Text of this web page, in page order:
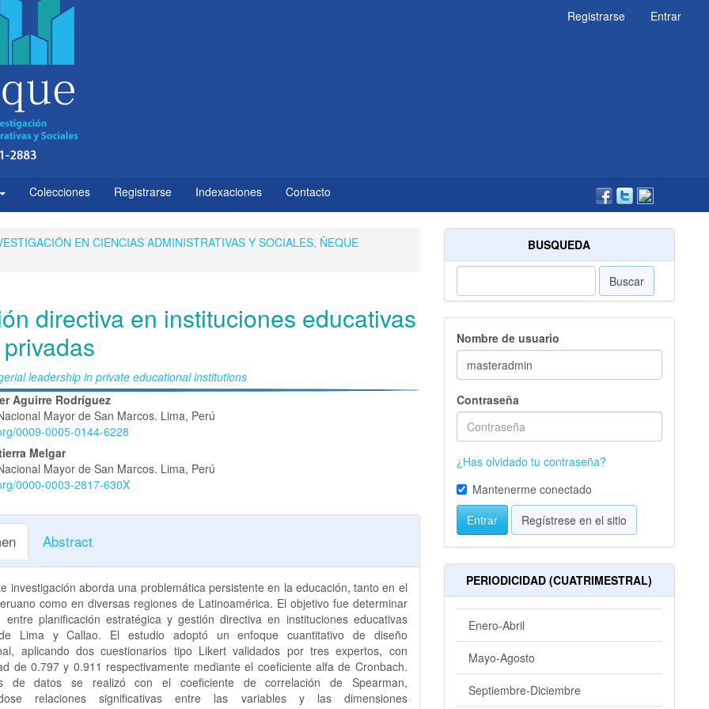
Registrarse Entrar
Colecciones Registrarse Indexaciones Contacto
EN CIENCIAS ADMINISTRATIVAS Y SOCIALES, ÑEQUE
directiva en instituciones educativas
privadas
leadership in private educational institutions
Aguirre Rodríguez
Mayor de San Marcos. Lima, Perú
0009-0005-0144-6228
Melgar
Mayor de San Marcos. Lima, Perú
0000-0003-2817-630X
Abstract
investigación aborda una problemática persistente en la educación, tanto en el
como en diversas regiones de Latinoamérica. El objetivo fue determinar
entre planificación estratégica y gestión directiva en instituciones educativas
Lima y Callao. El estudio adoptó un enfoque cuantitativo de diseño
aplicando dos cuestionarios tipo Likert validados por tres expertos, con
de 0.797 y 0.911 respectivamente mediante el coeficiente alfa de Cronbach.
de datos se realizó con el coeficiente de correlación de Spearman,
relaciones significativas entre las variables y las dimensiones
BUSQUEDA
Buscar
Nombre de usuario
Contraseña
¿Has olvidado tu contraseña?
Mantenerme conectado
Entrar
Regístrese en el sitio
PERIODICIDAD (CUATRIMESTRAL)
Enero-Abril
Mayo-Agosto
Septiembre-Diciembre